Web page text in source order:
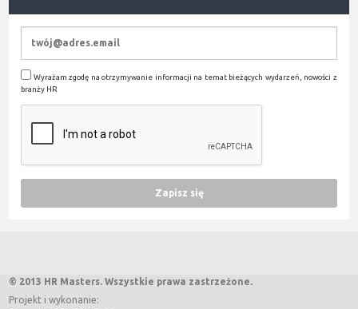
Wyrażam zgodę na otrzymywanie informacji na temat bieżących wydarzeń, nowości z
branży HR
© 2013 HR Masters. Wszystkie prawa zastrzeżone.
Projekt i wykonanie: